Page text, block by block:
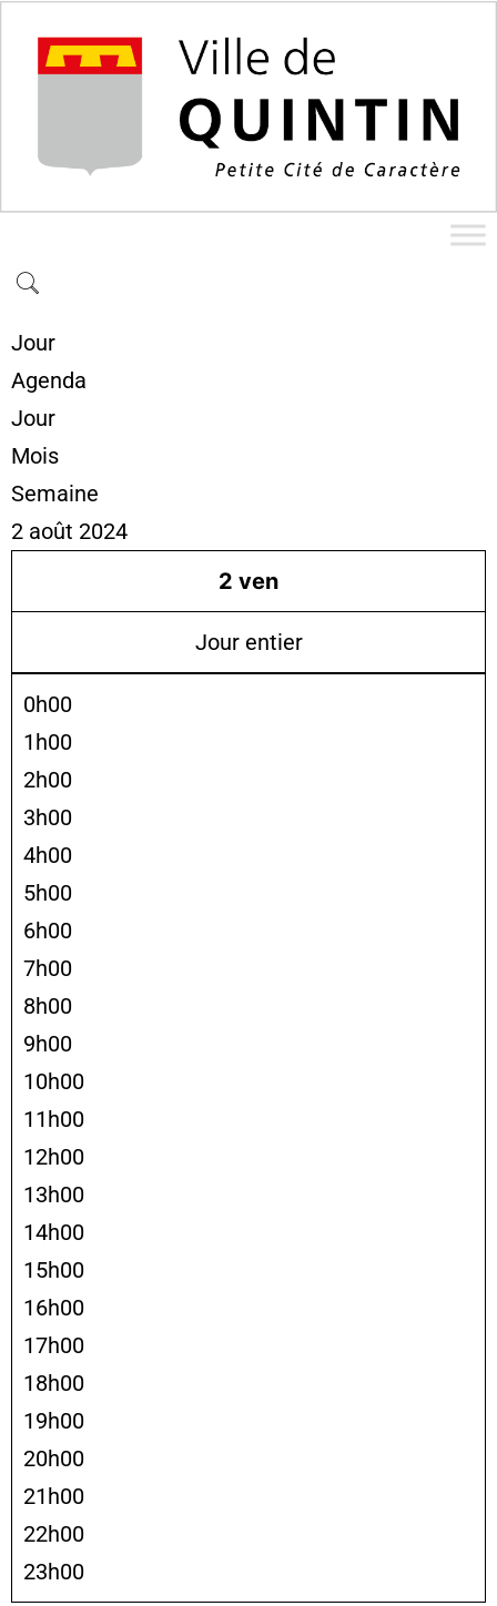
Jour
Agenda
Jour
Mois
Semaine
2 août 2024
2 ven
Jour entier
0h00
1h00
2h00
3h00
4h00
5h00
6h00
7h00
8h00
9h00
10h00
11h00
12h00
13h00
14h00
15h00
16h00
17h00
18h00
19h00
20h00
21h00
22h00
23h00